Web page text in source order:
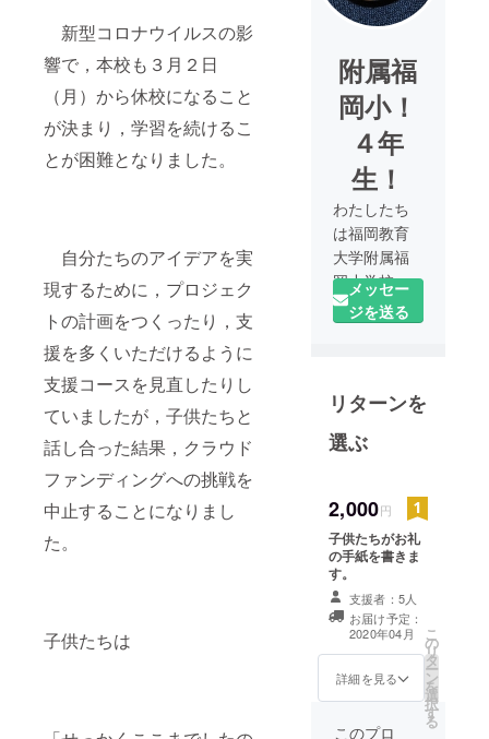
新型コロナウイルスの影
響で，本校も３月２日
（月）から休校になること
が決まり，学習を続けるこ
とが困難となりました。
自分たちのアイデアを実
現するために，プロジェク
トの計画をつくったり，支
援を多くいただけるように
支援コースを見直したりし
ていましたが，子供たちと
話し合った結果，クラウド
ファンディングへの挑戦を
中止することになりまし
た。
子供たちは
附属福
岡小！
４年
生！
わたしたち
は福岡教育
大学附属福
岡小学校の
４年生で
す。わたし
自分たちで
デアを実現
ファンディ
ングに挑戦
していま
す。ご支援
お願いいた
します。
メッセー
ジを送る
リターンを
選ぶ
2,000円
子供たちがお礼
の手紙を書きま
す。
支援者：5人
お届け予定：
2020年04月
詳細を見る
こ
の
リ
タ
ー
ン
を
選
択
す
る
このプロ